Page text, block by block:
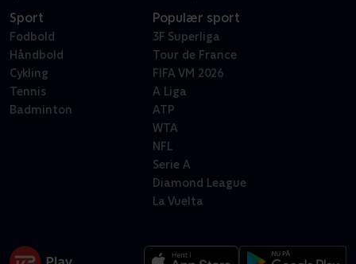
Sport
Fodbold
Håndbold
Cykling
Tennis
Badminton
Populær sport
3F Superliga
Tour de France
FIFA VM 2026
A Liga
ATP
WTA
NFL
Serie A
Diamond League
La Vuelta